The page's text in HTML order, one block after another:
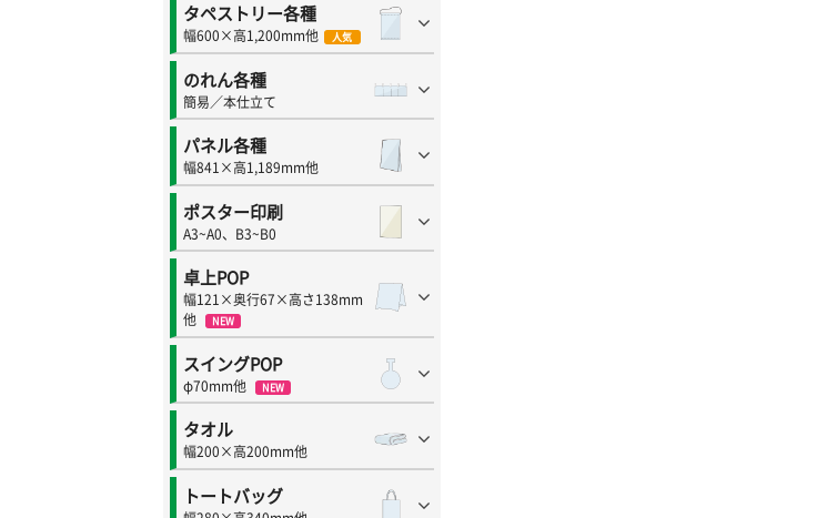
タペストリー各種
幅600×高1,200mm他 人気
のれん各種
簡易／本仕立て
パネル各種
幅841×高1,189mm他
ポスター印刷
A3~A0、B3~B0
卓上POP
幅121×奥行67×高さ138mm
他
NEW
スイングPOP
φ70mm他 NEW
タオル
幅200×高200mm他
トートバッグ